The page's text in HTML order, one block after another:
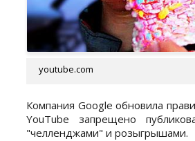
youtube.com
Компания Google обновила
YouTube запрещено
"челленджами" и розыгрышами.